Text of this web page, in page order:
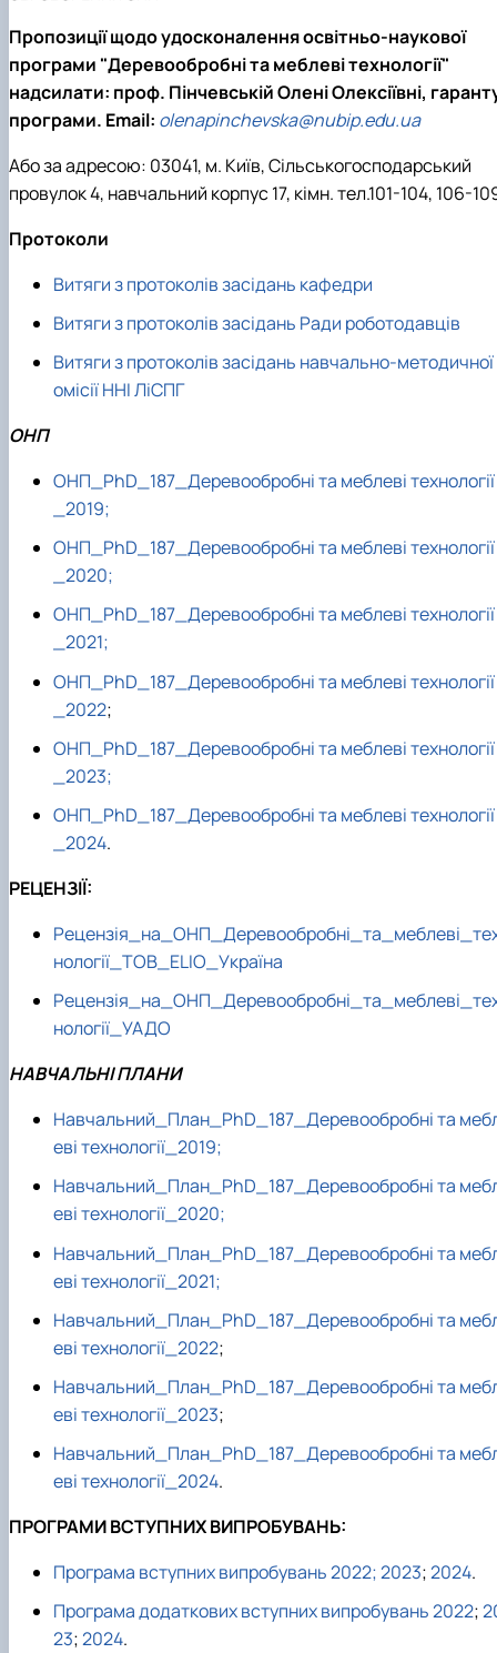
Пропозиції щодо удосконалення освітньо-наукової
програми "Деревообробні та меблеві технології"
надсилати: проф. Пінчевській Олені Олексіївні,
програми. Email: olenapinchevska@nubip.edu.ua
Або за адресою: 03041, м. Київ, Сільськогосподарський
провулок 4, навчальний корпус 17, кімн. тел.101-104, 106-
Протоколи
Витяги з протоколів засідань кафедри
Витяги з протоколів засідань Ради роботодавців
Витяги з протоколів засідань навчально-методичної
омісії ННІ ЛіСПГ
ОНП
ОНП_PhD_187_Деревообробні та меблеві технології
_2019;
ОНП_PhD_187_Деревообробні та меблеві технології
_2020;
ОНП_PhD_187_Деревообробні та меблеві технології
_2021;
ОНП_PhD_187_Деревообробні та меблеві технології
_2022;
ОНП_PhD_187_Деревообробні та меблеві технології
_2023;
ОНП_PhD_187_Деревообробні та меблеві технології
_2024.
РЕЦЕНЗІЇ:
нології_ТОВ_ELIO_Україна
нології_УАДО
НАВЧАЛЬНІ ПЛАНИ
Навчальний_План_PhD_187_Деревообробні та
еві технології_2019;
Навчальний_План_PhD_187_Деревообробні та
еві технології_2020;
Навчальний_План_PhD_187_Деревообробні та
еві технології_2021;
Навчальний_План_PhD_187_Деревообробні та
еві технології_2022;
Навчальний_План_PhD_187_Деревообробні та
еві технології_2023;
Навчальний_План_PhD_187_Деревообробні та
еві технології_2024.
ПРОГРАМИ ВСТУПНИХ ВИПРОБУВАНЬ:
Програма вступних випробувань 2022;2023;2024.
Програма додаткових вступних випробувань 2022;
23;2024.